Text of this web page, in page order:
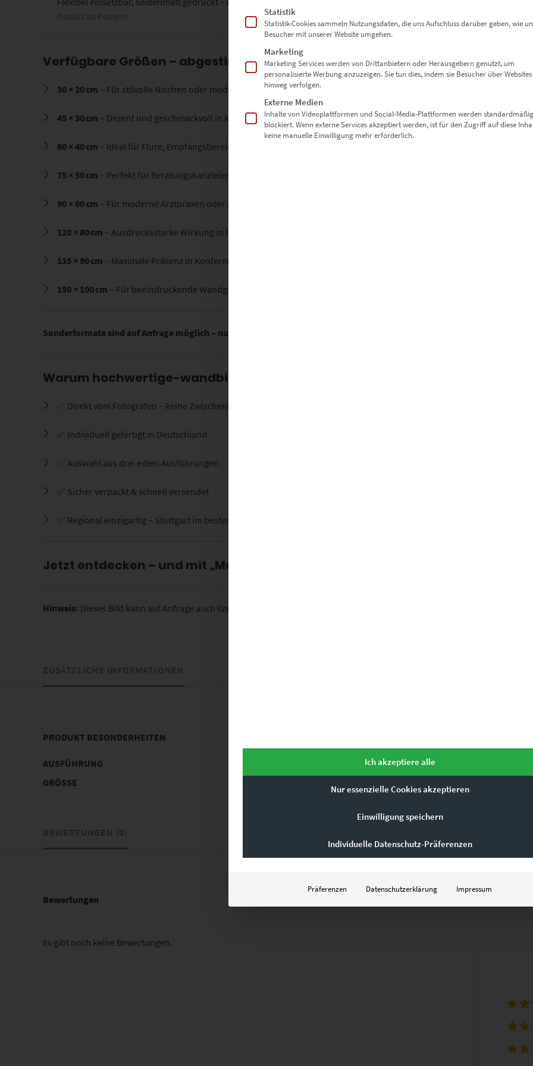
Details zu Postern
Verfügbare Größen – abgestimmt auf deine Raumwirkung
30 × 20 cm – Für stilvolle Nischen oder moderne Sideboards
45 × 30 cm – Dezent und geschmackvoll in kleineren Besprechungsräumen
60 × 40 cm – Ideal für Flure, Empfangsbereiche oder Loungezonen
75 × 50 cm – Perfekt für Beratungskanzleien oder gehobene Büroräume
90 × 60 cm – Für moderne Arztpraxen oder großzügige Wohnräume
120 × 80 cm – Ausdrucksstarke Wirkung in Hotellounges oder Großraumbüros
135 × 90 cm – Maximale Präsenz in Konferenzräumen oder Empfangshallen
150 × 100 cm – Für beeindruckende Wandgestaltungen in modernen Firmenzentralen
Sonderformate sind auf Anfrage möglich – nutze dazu einfach unser
Warum hochwertige-wandbilder.de?
✅ Direkt vom Fotografen – keine Zwischenhändler
✅ Individuell gefertigt in Deutschland
✅ Auswahl aus drei edlen Ausführungen
✅ Sicher verpackt & schnell versendet
✅ Regional einzigartig – Stuttgart im besten Licht
Jetzt entdecken – und mit „Mercedes Benz Bank at Sunset“ urbane Eleganz
Hinweis: Dieses Bild kann auf Anfrage auch lizenziert werden.
ZUSÄTZLICHE INFORMATIONEN
PRODUKT BESONDERHEITEN
AUSFÜHRUNG
Poster, Leinwand auf Keilrahmen, Acrylglas
GRÖSSE
30 x 20 cm, 45 x 30 cm, 60 x 40 cm, 75 x 50 cm, 90 x 60 cm, 120 x 80 cm, 135 x
BEWERTUNGEN (0)
Bewertungen
Es gibt noch keine Bewertungen.
Statistik
Statistik-Cookies sammeln Nutzungsdaten, die uns Aufschluss darüber geben, wie
Besucher mit unserer Website umgehen.
Marketing
Marketing Services werden von Drittanbietern oder Herausgebern genutzt, um
personalisierte Werbung anzuzeigen. Sie tun dies, indem sie Besucher über Websites
hinweg verfolgen.
Externe Medien
Inhalte von Videoplattformen und Social-Media-Plattformen werden standardmäßig
blockiert. Wenn externe Services akzeptiert werden, ist für den Zugriff auf diese
keine manuelle Einwilligung mehr erforderlich.
Ich akzeptiere alle
Nur essenzielle Cookies akzeptieren
Einwilligung speichern
Individuelle Datenschutz-Präferenzen
Präferenzen Datenschutzerklärung Impressum